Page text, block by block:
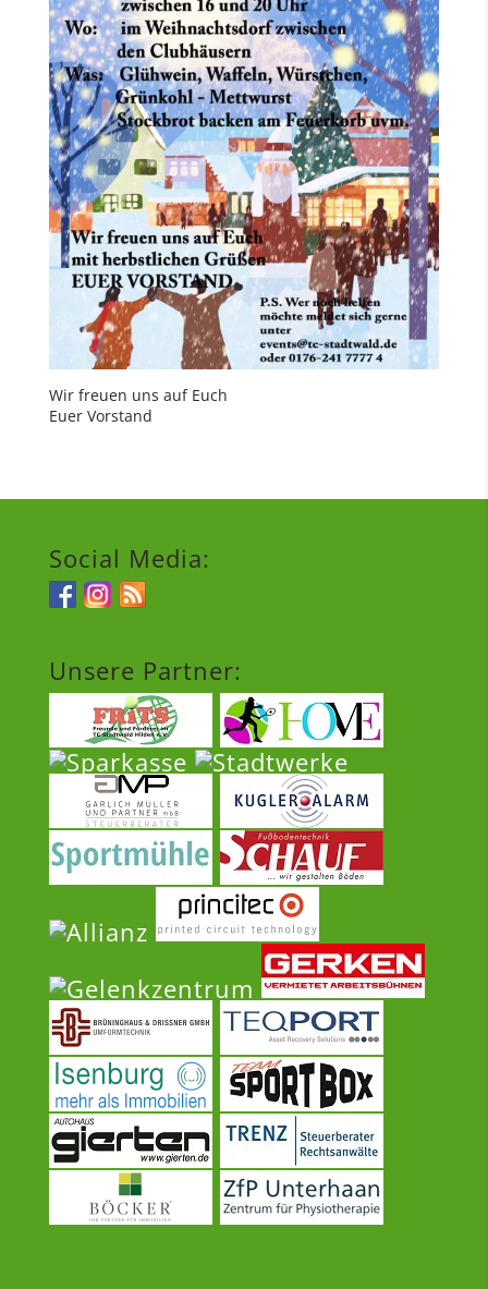
Wir freuen uns auf Euch
Euer Vorstand
Social Media:
Unsere Partner: